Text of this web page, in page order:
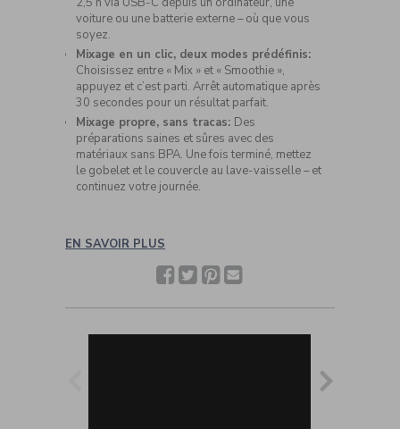
voiture ou une batterie externe – où que vous
soyez.
Mixage en un clic, deux modes prédéfinis:
Choisissez entre « Mix » et « Smoothie »,
appuyez et c’est parti. Arrêt automatique après
30 secondes pour un résultat parfait.
Mixage propre, sans tracas: Des
préparations saines et sûres avec des
matériaux sans BPA. Une fois terminé, mettez
le gobelet et le couvercle au lave-vaisselle – et
continuez votre journée.
EN SAVOIR PLUS
Facebook
TwitterPinterestPartager
avec
ami(e)